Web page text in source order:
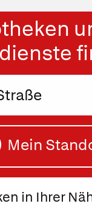
Mein
in Ihrer